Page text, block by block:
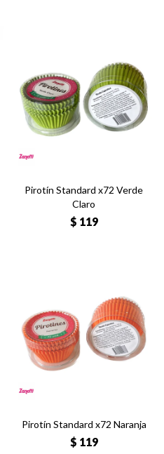
Pirotín Standard x72 Verde
Claro
$ 119
Pirotín Standard x72 Naranja
$ 119